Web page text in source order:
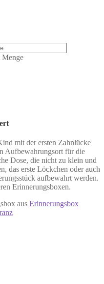
Menge
mit der ersten Zahnlücke
Aufbewahrungsort für die
Dose, die nicht zu klein und
das erste Löckchen oder auch
aufbewahrt werden.
Erinnerungsboxen.
aus Erinnerungsbox